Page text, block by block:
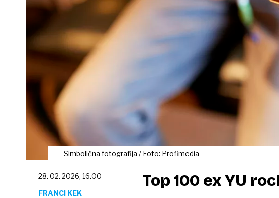
Simbolična fotografija / Foto: Profimedia
Top 100 ex YU
28. 02. 2026, 16.00
FRANCI KEK